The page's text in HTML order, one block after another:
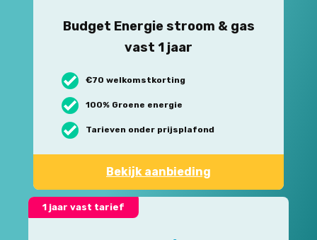
Budget Energie stroom & gas
vast 1 jaar
€70 welkomstkorting
100% Groene energie
Tarieven onder prijsplafond
Bekijk aanbieding
1 jaar vast tarief